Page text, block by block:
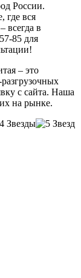
России.
где вся
всегда в
85 для
– это
с сайта. Наша
на рынке.